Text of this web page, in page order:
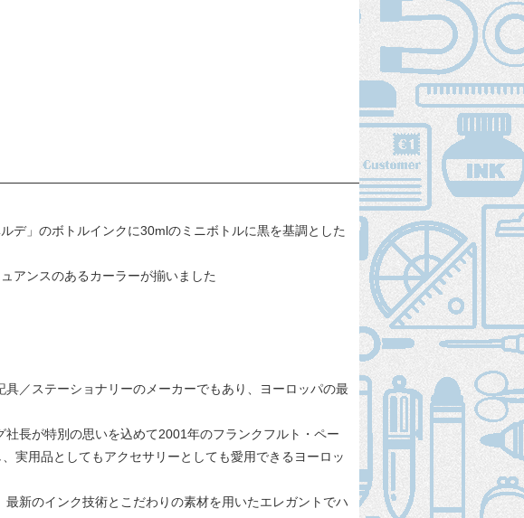
デ」のボトルインクに30mlのミニボトルに黒を基調とした
アンスのあるカーラーが揃いました
／ステーショナリーのメーカーでもあり、ヨーロッパの最
長が特別の思いを込めて2001年のフランクフルト・ペー
用品としてもアクセサリーとしても愛用できるヨーロッ
新のインク技術とこだわりの素材を用いたエレガントでハ